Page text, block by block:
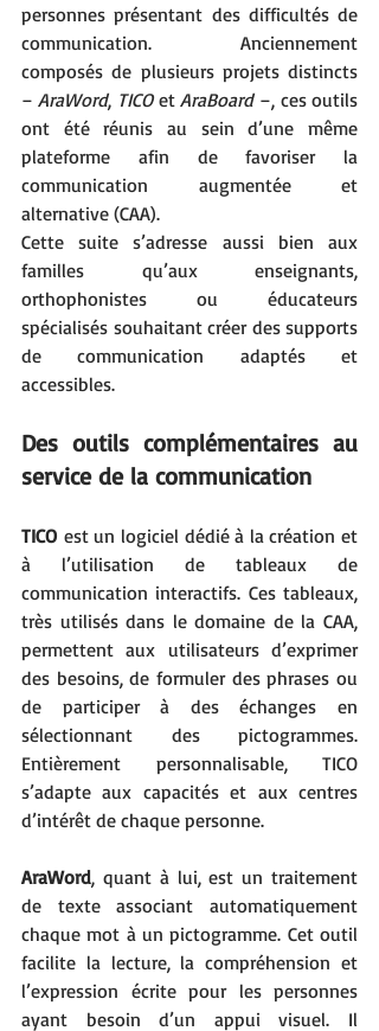
personnes présentant des difficultés de
communication. Anciennement
composés de plusieurs projets distincts
– AraWord, TICO et AraBoard –, ces outils
ont été réunis au sein d’une même
plateforme afin de favoriser la
communication augmentée et
alternative (CAA).
Cette suite s’adresse aussi bien aux
familles qu’aux enseignants,
orthophonistes ou éducateurs
spécialisés souhaitant créer des supports
de communication adaptés et
accessibles.
Des outils complémentaires au
service de la communication
TICO est un logiciel dédié à la création et
à l’utilisation de tableaux de
communication interactifs. Ces tableaux,
très utilisés dans le domaine de la CAA,
permettent aux utilisateurs d’exprimer
des besoins, de formuler des phrases ou
de participer à des échanges en
sélectionnant des pictogrammes.
Entièrement personnalisable, TICO
s’adapte aux capacités et aux centres
d’intérêt de chaque personne.
AraWord, quant à lui, est un traitement
de texte associant automatiquement
chaque mot à un pictogramme. Cet outil
facilite la lecture, la compréhension et
l’expression écrite pour les personnes
ayant besoin d’un appui visuel. Il